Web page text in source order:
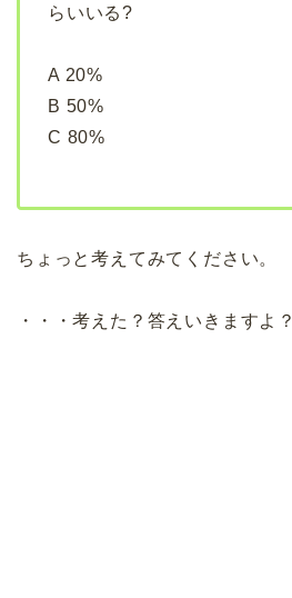
らいいる?
A 20%
B 50%
C 80%
ちょっと考えてみてください。
・・・考えた？答えいきますよ？